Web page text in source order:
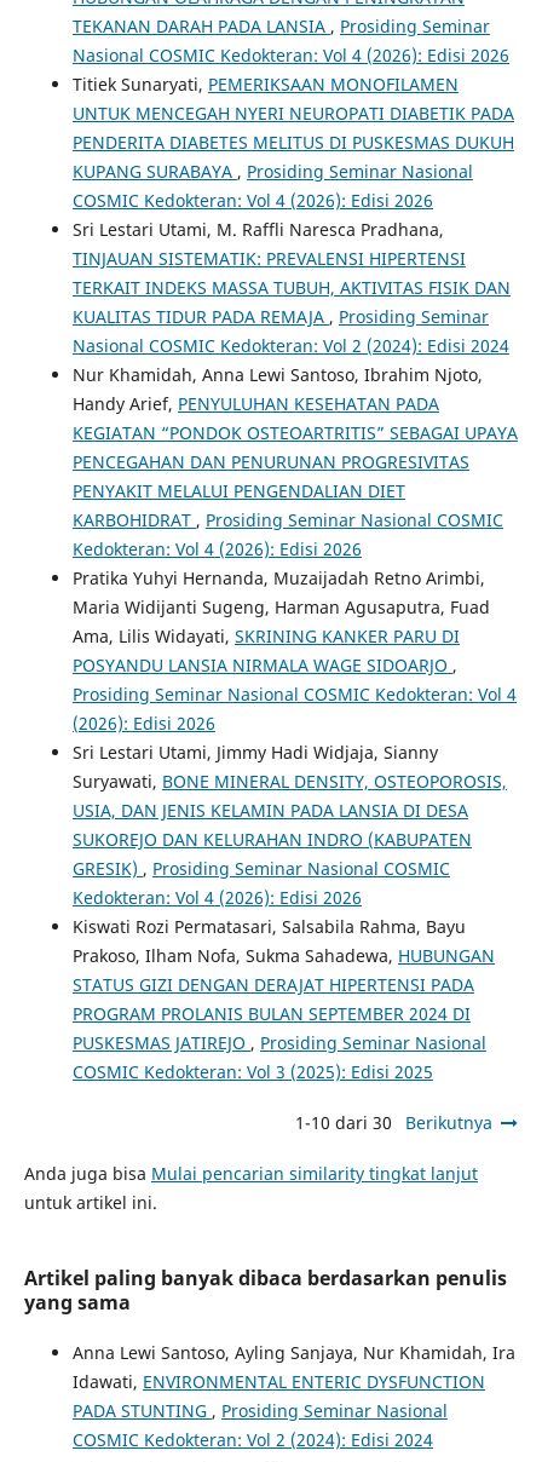
TEKANAN DARAH PADA LANSIA , Prosiding Seminar
Nasional COSMIC Kedokteran: Vol 4 (2026): Edisi 2026
Titiek Sunaryati, PEMERIKSAAN MONOFILAMEN
UNTUK MENCEGAH NYERI NEUROPATI DIABETIK PADA
PENDERITA DIABETES MELITUS DI PUSKESMAS DUKUH
KUPANG SURABAYA , Prosiding Seminar Nasional
COSMIC Kedokteran: Vol 4 (2026): Edisi 2026
Sri Lestari Utami, M. Raffli Naresca Pradhana,
TINJAUAN SISTEMATIK: PREVALENSI HIPERTENSI
TERKAIT INDEKS MASSA TUBUH, AKTIVITAS FISIK DAN
KUALITAS TIDUR PADA REMAJA , Prosiding Seminar
Nasional COSMIC Kedokteran: Vol 2 (2024): Edisi 2024
Nur Khamidah, Anna Lewi Santoso, Ibrahim Njoto,
Handy Arief, PENYULUHAN KESEHATAN PADA
KEGIATAN “PONDOK OSTEOARTRITIS” SEBAGAI UPAYA
PENCEGAHAN DAN PENURUNAN PROGRESIVITAS
PENYAKIT MELALUI PENGENDALIAN DIET
KARBOHIDRAT , Prosiding Seminar Nasional COSMIC
Kedokteran: Vol 4 (2026): Edisi 2026
Pratika Yuhyi Hernanda, Muzaijadah Retno Arimbi,
Maria Widijanti Sugeng, Harman Agusaputra, Fuad
Ama, Lilis Widayati, SKRINING KANKER PARU DI
POSYANDU LANSIA NIRMALA WAGE SIDOARJO ,
Prosiding Seminar Nasional COSMIC Kedokteran: Vol 4
(2026): Edisi 2026
Sri Lestari Utami, Jimmy Hadi Widjaja, Sianny
Suryawati, BONE MINERAL DENSITY, OSTEOPOROSIS,
USIA, DAN JENIS KELAMIN PADA LANSIA DI DESA
SUKOREJO DAN KELURAHAN INDRO (KABUPATEN
GRESIK) , Prosiding Seminar Nasional COSMIC
Kedokteran: Vol 4 (2026): Edisi 2026
Kiswati Rozi Permatasari, Salsabila Rahma, Bayu
Prakoso, Ilham Nofa, Sukma Sahadewa, HUBUNGAN
STATUS GIZI DENGAN DERAJAT HIPERTENSI PADA
PROGRAM PROLANIS BULAN SEPTEMBER 2024 DI
PUSKESMAS JATIREJO , Prosiding Seminar Nasional
COSMIC Kedokteran: Vol 3 (2025): Edisi 2025
1-10 dari 30 Berikutnya
Anda juga bisa Mulai pencarian similarity tingkat lanjut
untuk artikel ini.
Artikel paling banyak dibaca berdasarkan penulis
yang sama
Anna Lewi Santoso, Ayling Sanjaya, Nur Khamidah, Ira
Idawati, ENVIRONMENTAL ENTERIC DYSFUNCTION
PADA STUNTING , Prosiding Seminar Nasional
COSMIC Kedokteran: Vol 2 (2024): Edisi 2024